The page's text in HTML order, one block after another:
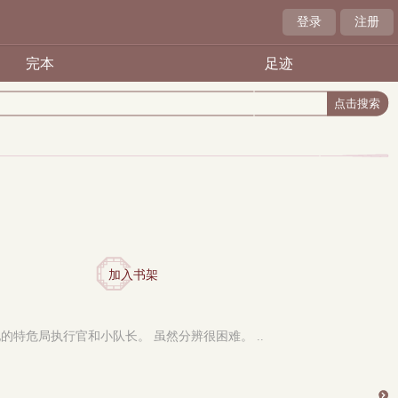
登录 注册
完本 足迹
加入书架
特危局执行官和小队长。 虽然分辨很困难。 ..